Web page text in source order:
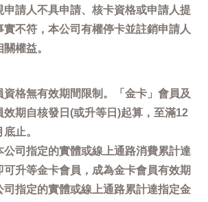
申請人不具申請、核卡資格或申請人提
實不符，本公司有權停卡並註銷申請人
權益。
資格無有效期間限制。「金卡」會員及
效期自核發日(或升等日)起算，至滿12
止。
公司指定的實體或線上通路消費累計達
可升等金卡會員，成為金卡會員有效期
司指定的實體或線上通路累計達指定金